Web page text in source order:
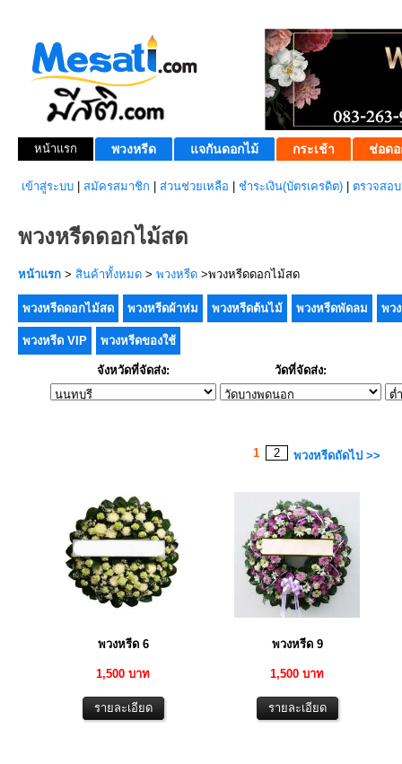
หน้าแรก พวงหรีด แจกันดอกไม้ กระเช้า ช่อดอ
เข้าสู่ระบบ สมัครสมาชิก ส่วนช่วยเหลือ ชำระเงิน(บัตรเครดิต) ตรวจสอ
พวงหรีดดอกไม้สด
หน้าแรก > สินค้าทั้งหมด > พวงหรีด >พวงหรีดดอกไม้สด
พวงหรีดดอกไม้สด พวงหรีดผ้าห่ม พวงหรีดต้นไม้ พวงหรีดพัดลม พว
พวงหรีด VIP พวงหรีดของใช้
จังหวัดที่จัดส่ง: วัดที่จัดส่ง:
1 2 พวงหรีดถัดไป >>
พวงหรีด 6
1,500 บาท
พวงหรีด 9
1,500 บาท